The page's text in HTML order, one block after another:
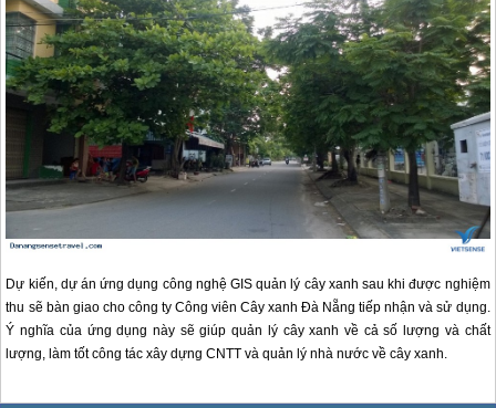
Dự kiến, dự án ứng dụng công nghệ GIS quản lý cây xanh sau khi được nghiệm
thu sẽ bàn giao cho công ty Công viên Cây xanhĐà Nẵng tiếp nhận và sử dụng.
Ý nghĩa của ứng dụng này sẽ giúp quản lý cây xanh về cả số lượng và chất
lượng, làm tốt công tác xây dựng CNTT và quản lý nhà nước về cây xanh.